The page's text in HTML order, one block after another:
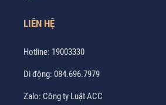
LIÊN HỆ
Hotline: 19003330
Di động: 084.696.7979
Zalo: Công ty Luật ACC